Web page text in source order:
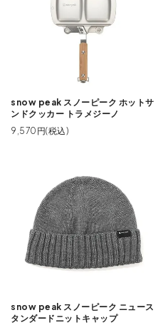
snow peak スノーピーク ホットサ
ンドクッカー トラメジーノ
9,570円(税込)
snow peak スノーピーク ニュース
タンダードニットキャップ